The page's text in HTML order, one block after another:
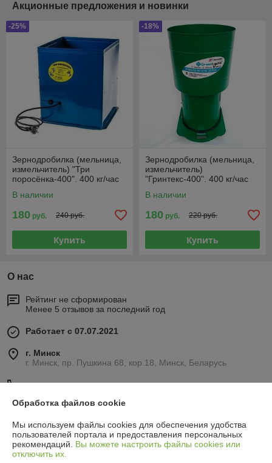
Акционные предложения и новинки
-25%
Зернодробилка (мельница,
измельчитель) "Три
поросёнка-400". 400 кг/час
В наличии
180 руб. 240 руб.
Купить
-18%
Зернодробилка (мельница,
измельчитель)
"Гринтекс-400". 400 кг/час
В наличии
180 руб. 220 руб.
Купить
О нас
Рейтинг не сформирован
Менее 5 отзывов за последний год
Работает с 07.07.2021
г. Минск
г. Минск, пр. Пушкина 68, кор.18, Минск, Беларусь
Контакты
Сегодня работает с 09:00 до 21:00
Показать весь график работы
Отзывы о магазине
Обработка файлов cookie
Мы используем файлы cookies для обеспечения удобства
пользователей портала и предоставления персональных
рекомендаций. Вы можете настроить файлы cookies или
отключить их.